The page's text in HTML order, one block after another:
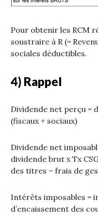
Pour obtenir les RCM
soustraire à R (=
sociales déductibles.
4) Rappel
Dividende net perçu =
(fiscaux + sociaux)
Dividende net
dividende brut x Tx
des titres – frais de
Intérêts imposables =
d’encaissement des